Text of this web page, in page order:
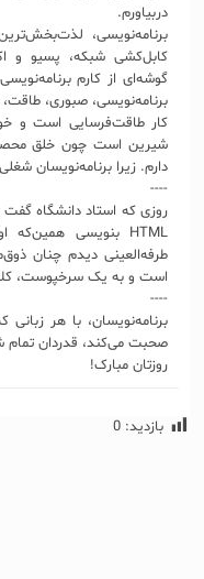
دربیاورم.
برنامه‌نویسی،
کابل‌کشی شبکه، پسیو و
گوشه‌ای از کارم
برنامه‌نویسی، صبوری،
کار طاقت‌فرسایی است و
شیرین است چون خلق
دارم. زیرا برنامه‌نویسان
----
روزی که استاد دانشگاه گفت
طرفه‌العینی دیدم چنان
است و به یک سرخپوست،
----
برنامه‌نویسان، با هر زبانی
صحبت می‌کند، قدردان
روزتان مبارک!
بازدید: 0